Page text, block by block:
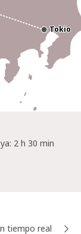
Tokio
Tokio
2 h 30 min
tiempo real